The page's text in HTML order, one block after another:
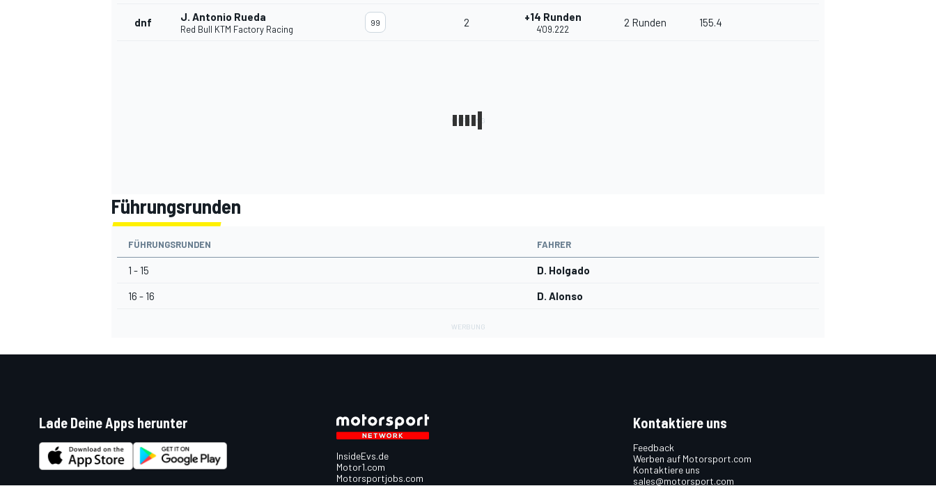
dnf J. Antonio Rueda
Red Bull KTM Factory Racing
99 2 +14 Runden
4'09.222
2 Runden 155.4
Führungsrunden
FÜHRUNGSRUNDEN FAHRER
1 - 15 D. Holgado
16 - 16 D. Alonso
Lade Deine Apps herunter
InsideEvs.de
Motor1.com
Motorsportjobs.com
Autosport.com
Kontaktiere uns
Feedback
Werben auf Motorsport.com
Kontaktiere uns
sales@motorsport.com